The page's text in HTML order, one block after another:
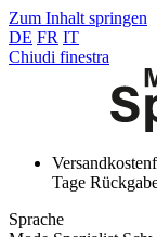
Zum Inhalt springen
DE FR IT
Chiudi finestra
Tage
Sprache